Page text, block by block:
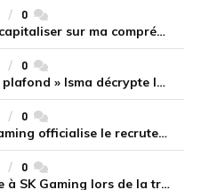
0commentaires
Maynter : « Mon but est de capitaliser sur ma compréhension du jeu plutôt que sur ma mécanique pure »
0commentaires
« Nous avions atteint notre plafond » Isma décrypte le renouveau de GiantX et la victoire face à Movistar KOI
0commentaires
Mercato LoL LPL : Bilibili Gaming officialise le recrutement de Flandre sur la toplane
0commentaires
Natus Vincere s'impose face à SK Gaming lors de la troisième semaine du LEC Summer Split 2026